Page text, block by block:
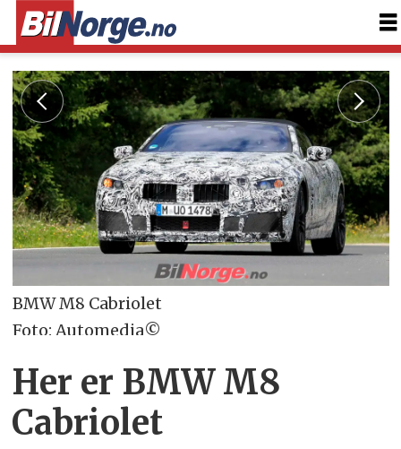
BMW M8 Cabriolet
Foto: Automedia©
Her er BMW M8
Cabriolet